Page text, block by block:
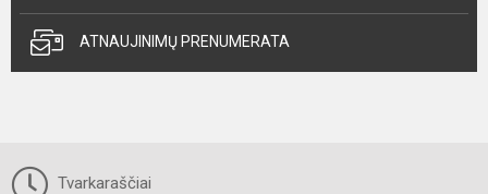
ATNAUJINIMŲ PRENUMERATA
Tvarkaraščiai